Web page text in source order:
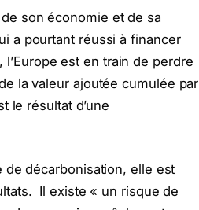
son économie et de sa
a pourtant réussi à financer
est en train de perdre
la valeur ajoutée cumulée par
le résultat d’une
de décarbonisation, elle est
Il existe « un risque de